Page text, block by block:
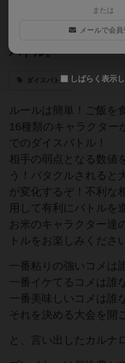
ちょうどいい攻撃
スをつかった、勇
バトル。
ダイスバトル
ルールは簡単！ご飯を
16種類のキャラクター
でのダイスバトル！
相手の弱点となる数値
う！パタクルされると
が変化するぞ！不利な
用して有利にバトルを
お米のキャラクター達
トルをお楽しみくださ
一番粘りの強いコメは
一番イケてるコメは誰
一番美味しいコメは誰
それを決める大会を開
と、言い出したカルナ
または
メールで会員
しばらく表示